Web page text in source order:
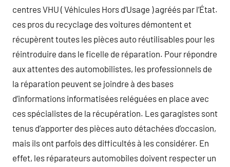
centres VHU ( Véhicules Hors d’Usage ) agréés par l’État.
ces pros du recyclage des voitures démontent et
récupèrent toutes les pièces auto réutilisables pour les
réintroduire dans le ficelle de réparation. Pour répondre
aux attentes des automobilistes, les professionnels de
la réparation peuvent se joindre à des bases
d’informations informatisées reléguées en place avec
ces spécialistes de la récupération. Les garagistes sont
tenus d’apporter des pièces auto détachées d’occasion,
mais ils ont parfois des difficultés à les considérer. En
effet, les réparateurs automobiles doivent respecter un